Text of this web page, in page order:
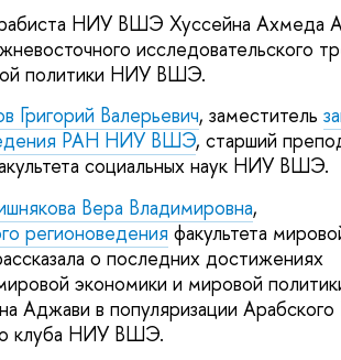
НИУ ВШЭ Хуссейна Ахмеда
исследовательского
политики НИУ ВШЭ.
Григорий Валерьевич, заместитель
РАН НИУ ВШЭ, старший
социальных наук НИУ ВШЭ.
Вера Владимировна,
регионоведения факультета
о последних достижениях
экономики и мировой
Аджави в популяризации
клуба НИУ ВШЭ.